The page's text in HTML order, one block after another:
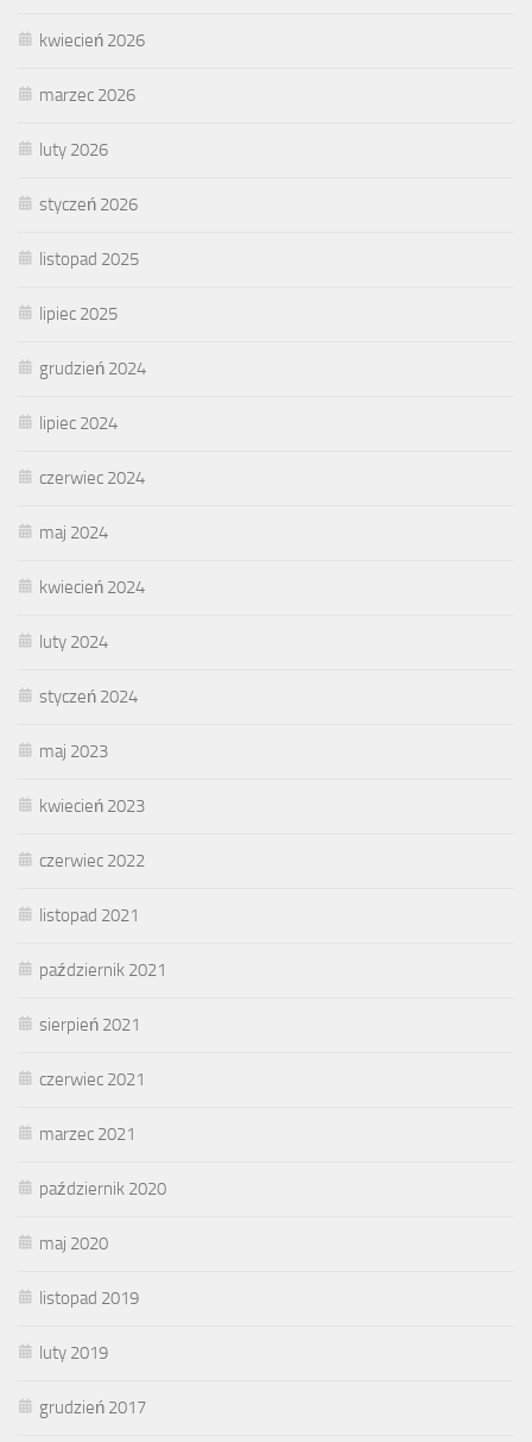
kwiecień 2026
marzec 2026
luty 2026
styczeń 2026
listopad 2025
lipiec 2025
grudzień 2024
lipiec 2024
czerwiec 2024
maj 2024
kwiecień 2024
luty 2024
styczeń 2024
maj 2023
kwiecień 2023
czerwiec 2022
listopad 2021
październik 2021
sierpień 2021
czerwiec 2021
marzec 2021
październik 2020
maj 2020
listopad 2019
luty 2019
grudzień 2017